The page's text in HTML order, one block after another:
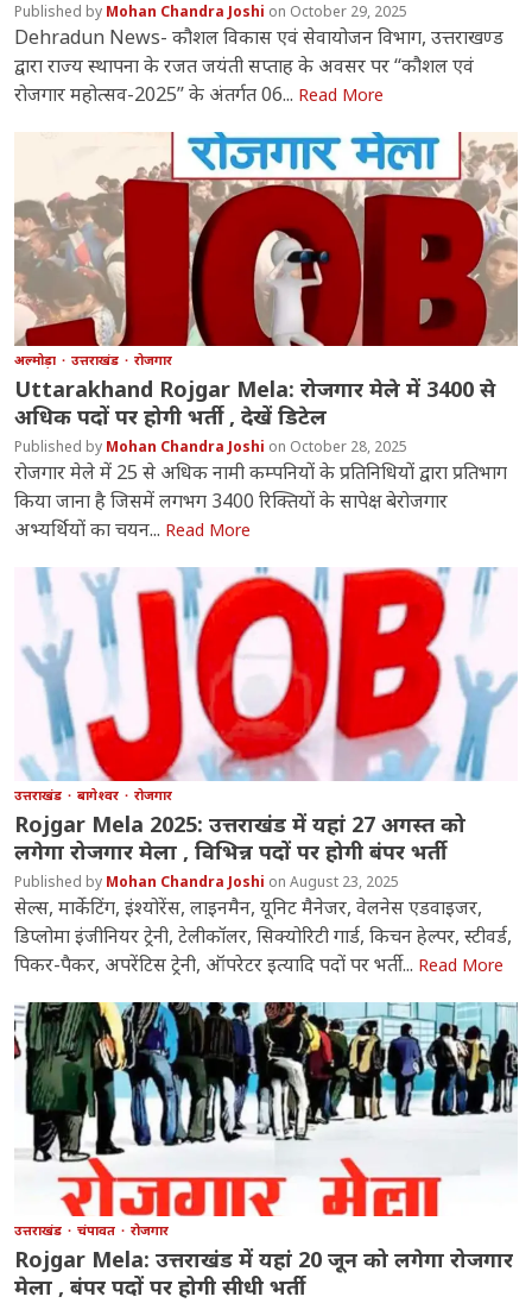
Mohan Chandra Joshi October 29, 2025
Dehradun News- कौशल विकास एवं सेवायोजन विभाग, उत्तराखण्ड
द्वारा राज्य स्थापना के रजत जयंती सप्ताह के अवसर पर ‘‘कौशल एवं
रोजगार महोत्सव-2025’’ के अंतर्गत 06... Read More
अल्मोड़ा उत्तराखंड रोजगार
Uttarakhand Rojgar Mela: रोजगार मेले में 3400 से
अधिक पदों पर होगी भर्ती , देखें डिटेल
Mohan Chandra Joshi October 28, 2025
रोजगार मेले में 25 से अधिक नामी कम्पनियों के प्रतिनिधियों द्वारा प्रतिभाग
किया जाना है जिसमें लगभग 3400 रिक्तियों के सापेक्ष बेरोजगार
अभ्यर्थियों का चयन... Read More
उत्तराखंड बागेश्वर रोजगार
Rojgar Mela 2025: उत्तराखंड में यहां 27 अगस्त को
लगेगा रोजगार मेला , विभिन्न पदों पर होगी बंपर भर्ती
Mohan Chandra Joshi August 23, 2025
सेल्स, मार्केटिंग, इंश्योरेंस, लाइनमैन, यूनिट मैनेजर, वेलनेस एडवाइजर,
डिप्लोमा इंजीनियर ट्रेनी, टेलीकॉलर, सिक्योरिटी गार्ड, किचन हेल्पर, स्टीवर्ड,
पिकर-पैकर, अपरेंटिस ट्रेनी, ऑपरेटर इत्यादि पदों पर भर्ती... Read More
उत्तराखंड चंपावत रोजगार
Rojgar Mela: उत्तराखंड में यहां 20 जून को लगेगा रोजगार
मेला , बंपर पदों पर होगी सीधी भर्ती